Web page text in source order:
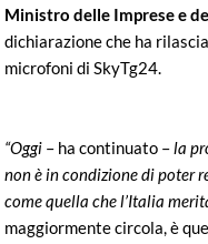
Ministro delle Imprese e
dichiarazione che ha
microfoni di SkyTg24.
“Oggi – ha continuato –la
non è in condizione di poter
come quella che l’Italia
maggiormente circola, è